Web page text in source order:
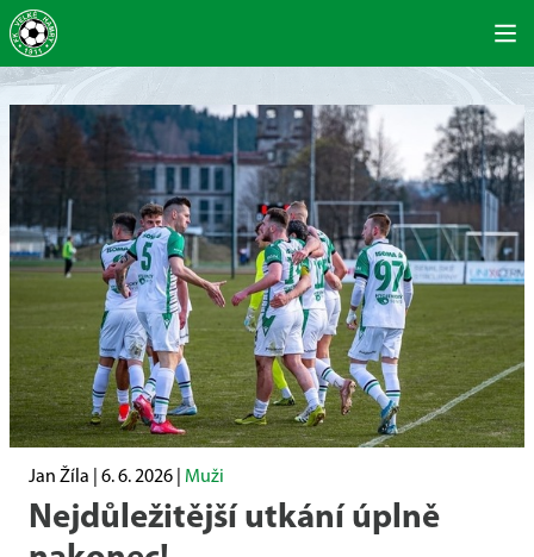
Jan Žíla | 6. 6. 2026 Muži
Nejdůležitější utkání úplně